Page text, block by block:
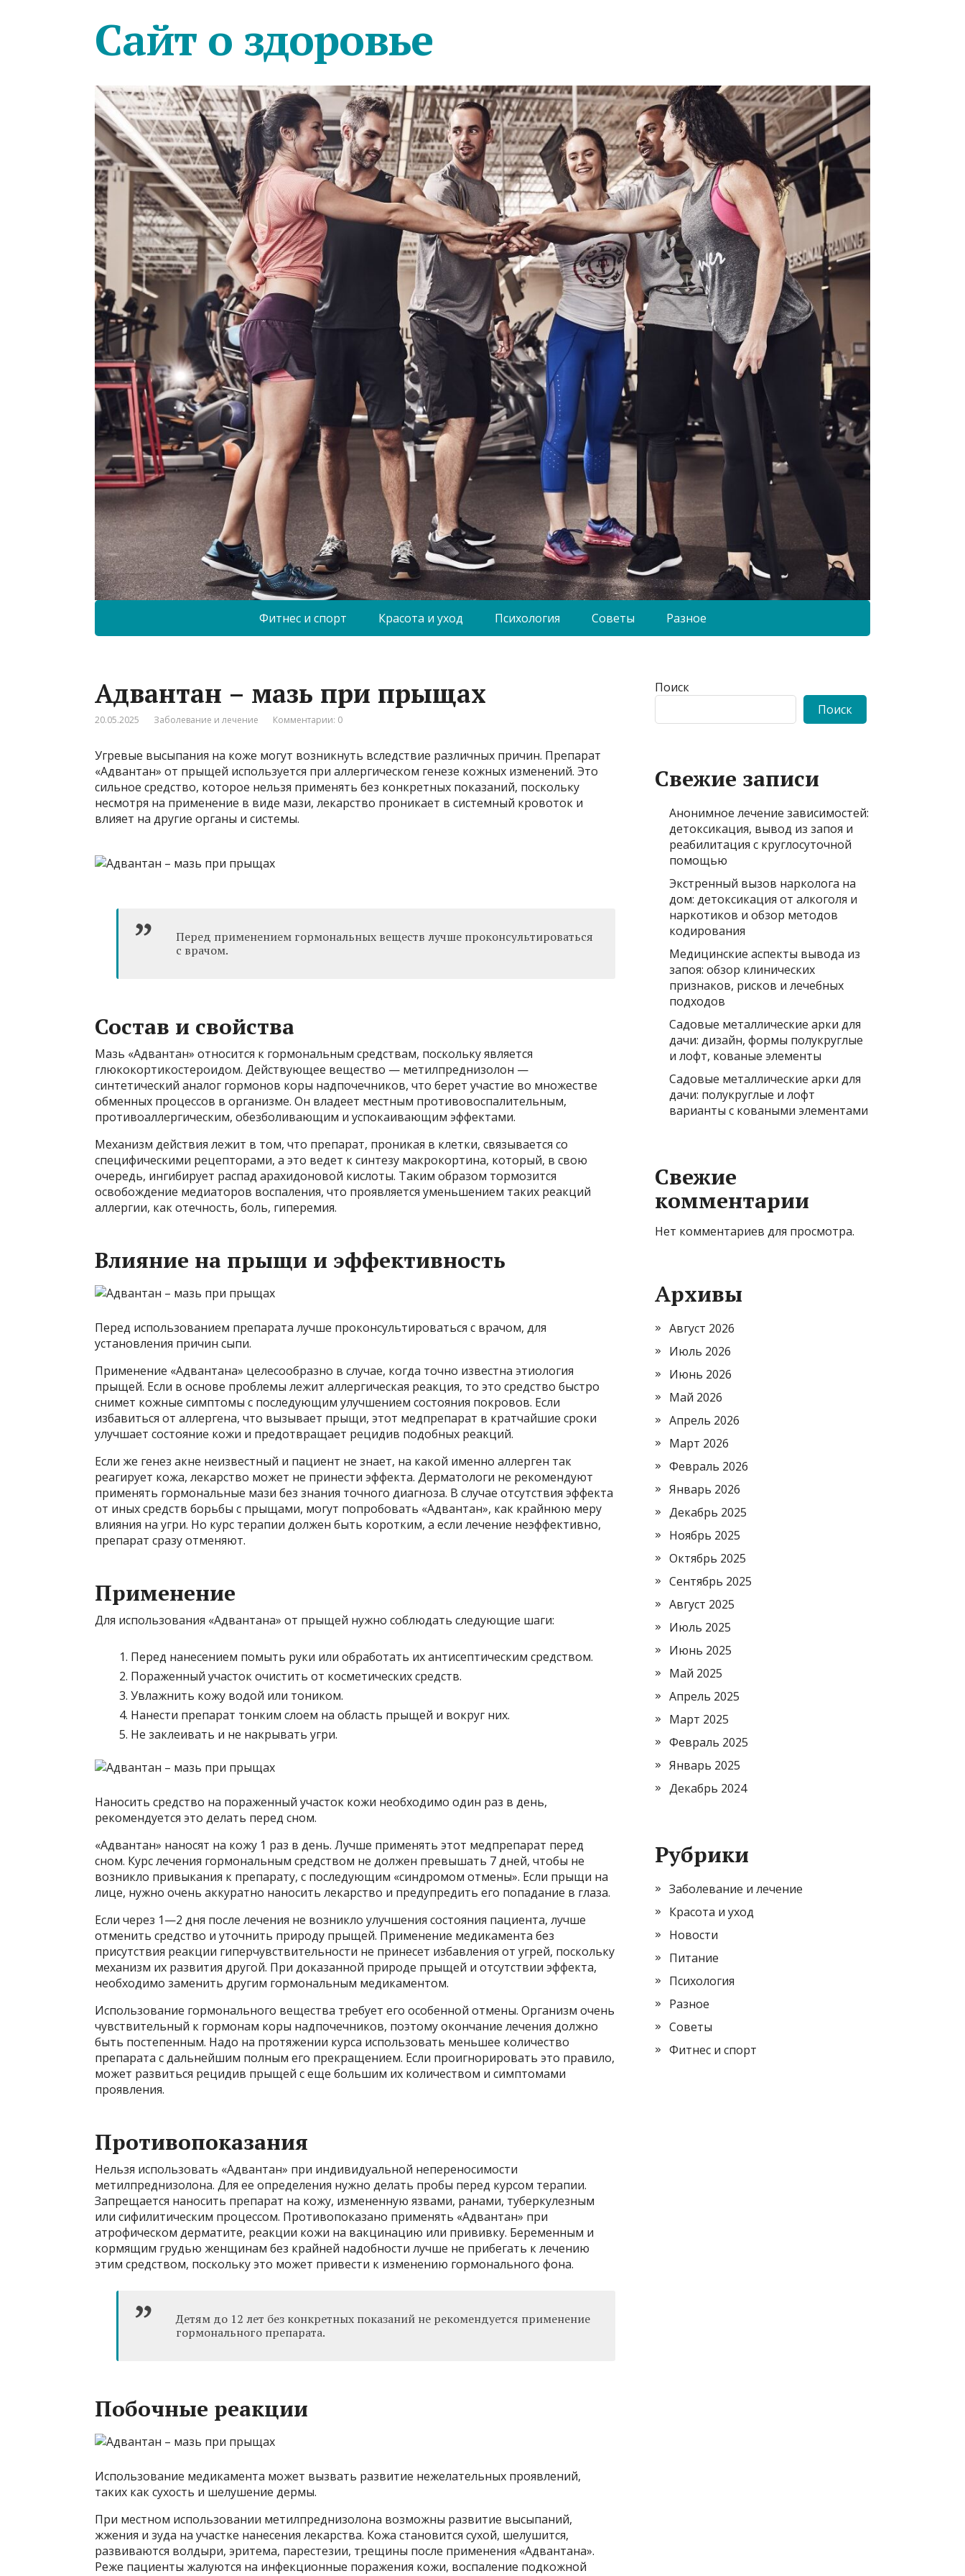
Сайт о здоровье
Фитнес и спорт Красота и уход Психология Советы Разное
Адвантан – мазь при прыщах
20.05.2025 Заболевание и лечение Комментарии: 0
Угревые высыпания на коже могут возникнуть вследствие различных причин. Препарат
«Адвантан» от прыщей используется при аллергическом генезе кожных изменений. Это
сильное средство, которое нельзя применять без конкретных показаний, поскольку
несмотря на применение в виде мази, лекарство проникает в системный кровоток и
влияет на другие органы и системы.
Перед применением гормональных веществ лучше проконсультироваться
с врачом.
Состав и свойства
Мазь «Адвантан» относится к гормональным средствам, поскольку является
глюкокортикостероидом. Действующее вещество — метилпреднизолон —
синтетический аналог гормонов коры надпочечников, что берет участие во множестве
обменных процессов в организме. Он владеет местным противовоспалительным,
противоаллергическим, обезболивающим и успокаивающим эффектами.
Механизм действия лежит в том, что препарат, проникая в клетки, связывается со
специфическими рецепторами, а это ведет к синтезу макрокортина, который, в свою
очередь, ингибирует распад арахидоновой кислоты. Таким образом тормозится
освобождение медиаторов воспаления, что проявляется уменьшением таких реакций
аллергии, как отечность, боль, гиперемия.
Влияние на прыщи и эффективность
Перед использованием препарата лучше проконсультироваться с врачом, для
установления причин сыпи.
Применение «Адвантана» целесообразно в случае, когда точно известна этиология
прыщей. Если в основе проблемы лежит аллергическая реакция, то это средство быстро
снимет кожные симптомы с последующим улучшением состояния покровов. Если
избавиться от аллергена, что вызывает прыщи, этот медпрепарат в кратчайшие сроки
улучшает состояние кожи и предотвращает рецидив подобных реакций.
Если же генез акне неизвестный и пациент не знает, на какой именно аллерген так
реагирует кожа, лекарство может не принести эффекта. Дерматологи не рекомендуют
применять гормональные мази без знания точного диагноза. В случае отсутствия эффекта
от иных средств борьбы с прыщами, могут попробовать «Адвантан», как крайнюю меру
влияния на угри. Но курс терапии должен быть коротким, а если лечение неэффективно,
препарат сразу отменяют.
Применение
Для использования «Адвантана» от прыщей нужно соблюдать следующие шаги:
Перед нанесением помыть руки или обработать их антисептическим средством.
Пораженный участок очистить от косметических средств.
Увлажнить кожу водой или тоником.
Нанести препарат тонким слоем на область прыщей и вокруг них.
Не заклеивать и не накрывать угри.
Наносить средство на пораженный участок кожи необходимо один раз в день,
рекомендуется это делать перед сном.
«Адвантан» наносят на кожу 1 раз в день. Лучше применять этот медпрепарат перед
сном. Курс лечения гормональным средством не должен превышать 7 дней, чтобы не
возникло привыкания к препарату, с последующим «синдромом отмены». Если прыщи на
лице, нужно очень аккуратно наносить лекарство и предупредить его попадание в глаза.
Если через 1—2 дня после лечения не возникло улучшения состояния пациента, лучше
отменить средство и уточнить природу прыщей. Применение медикамента без
присутствия реакции гиперчувствительности не принесет избавления от угрей, поскольку
механизм их развития другой. При доказанной природе прыщей и отсутствии эффекта,
необходимо заменить другим гормональным медикаментом.
Использование гормонального вещества требует его особенной отмены. Организм очень
чувствительный к гормонам коры надпочечников, поэтому окончание лечения должно
быть постепенным. Надо на протяжении курса использовать меньшее количество
препарата с дальнейшим полным его прекращением. Если проигнорировать это правило,
может развиться рецидив прыщей с еще большим их количеством и симптомами
проявления.
Противопоказания
Нельзя использовать «Адвантан» при индивидуальной непереносимости
метилпреднизолона. Для ее определения нужно делать пробы перед курсом терапии.
Запрещается наносить препарат на кожу, измененную язвами, ранами, туберкулезным
или сифилитическим процессом. Противопоказано применять «Адвантан» при
атрофическом дерматите, реакции кожи на вакцинацию или прививку. Беременным и
кормящим грудью женщинам без крайней надобности лучше не прибегать к лечению
этим средством, поскольку это может привести к изменению гормонального фона.
Детям до 12 лет без конкретных показаний не рекомендуется применение
гормонального препарата.
Побочные реакции
Использование медикамента может вызвать развитие нежелательных проявлений,
таких как сухость и шелушение дермы.
При местном использовании метилпреднизолона возможны развитие высыпаний,
жжения и зуда на участке нанесения лекарства. Кожа становится сухой, шелушится,
развиваются волдыри, эритема, парестезии, трещины после применения «Адвантана».
Реже пациенты жалуются на инфекционные поражения кожи, воспаление подкожной
Поиск
Поиск
Свежие записи
Анонимное лечение зависимостей:
детоксикация, вывод из запоя и
реабилитация с круглосуточной
помощью
Экстренный вызов нарколога на
дом: детоксикация от алкоголя и
наркотиков и обзор методов
кодирования
Медицинские аспекты вывода из
запоя: обзор клинических
признаков, рисков и лечебных
подходов
Садовые металлические арки для
дачи: дизайн, формы полукруглые
и лофт, кованые элементы
Садовые металлические арки для
дачи: полукруглые и лофт
варианты с коваными элементами
Свежие
комментарии
Нет комментариев для просмотра.
Архивы
Август 2026
Июль 2026
Июнь 2026
Май 2026
Апрель 2026
Март 2026
Февраль 2026
Январь 2026
Декабрь 2025
Ноябрь 2025
Октябрь 2025
Сентябрь 2025
Август 2025
Июль 2025
Июнь 2025
Май 2025
Апрель 2025
Март 2025
Февраль 2025
Январь 2025
Декабрь 2024
Рубрики
Заболевание и лечение
Красота и уход
Новости
Питание
Психология
Разное
Советы
Фитнес и спорт